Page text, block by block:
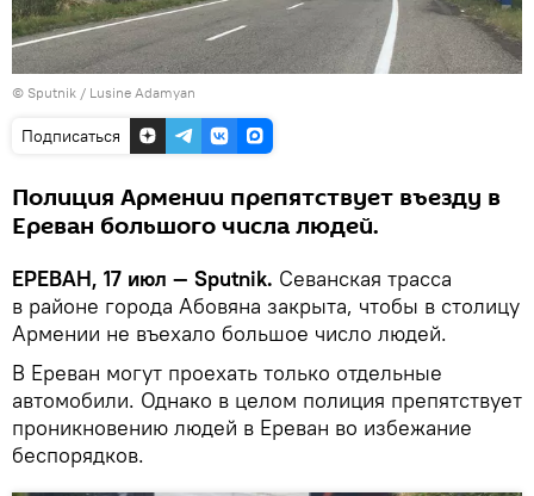
© Sputnik / Lusine Adamyan
Подписаться
Полиция Армении препятствует въезду в
Ереван большого числа людей.
ЕРЕВАН, 17 июл — Sputnik. Севанская трасса
в районе города Абовяна закрыта, чтобы в столицу
Армении не въехало большое число людей.
В Ереван могут проехать только отдельные
автомобили. Однако в целом полиция препятствует
проникновению людей в Ереван во избежание
беспорядков.